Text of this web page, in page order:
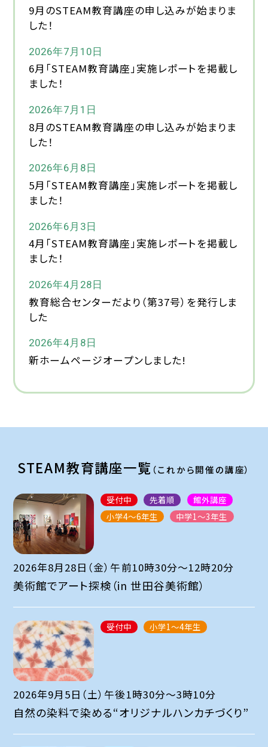
9月のSTEAM教育講座の申し込みが始まりま
した！
2026年7月10日
6月「STEAM教育講座」実施レポートを掲載し
ました！
2026年7月1日
8月のSTEAM教育講座の申し込みが始まりま
した！
2026年6月8日
5月「STEAM教育講座」実施レポートを掲載し
ました！
2026年6月3日
4月「STEAM教育講座」実施レポートを掲載し
ました！
2026年4月28日
教育総合センターだより（第37号）を発行しま
した
2026年4月8日
新ホームページオープンしました!
STEAM教育講座一覧 （これから開催の講座）
受付中 先着順
館外講座
小学4～6年生
中学1～3年生
2026年8月28日（金）午前10時30分～12時20分
美術館でアート探検（in 世田谷美術館）
受付中 小学1～4年生
2026年9月5日（土）午後1時30分～3時10分
自然の染料で染める“オリジナルハンカチづくり”